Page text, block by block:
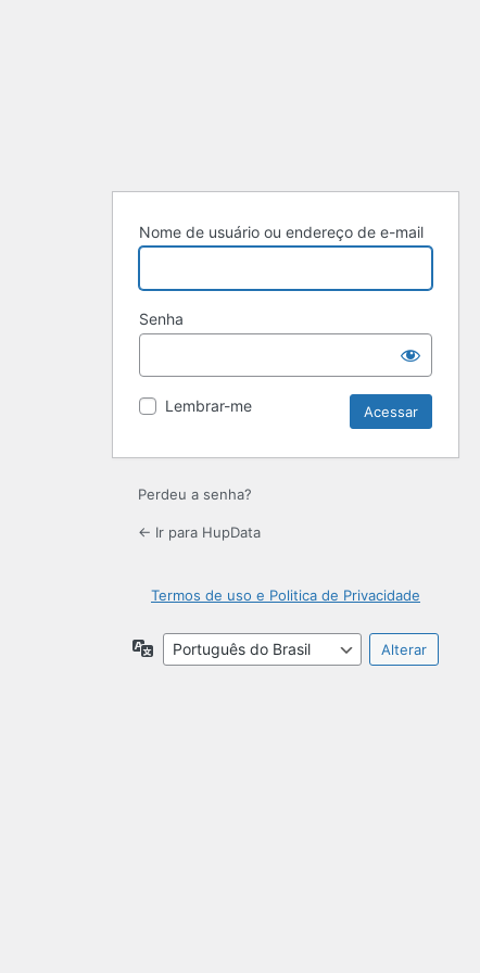
Nome de usuário ou endereço de e-mail
Senha
Lembrar-me
Perdeu a senha?
← Ir para HupData
Termos de uso e Politica de Privacidade
Idioma